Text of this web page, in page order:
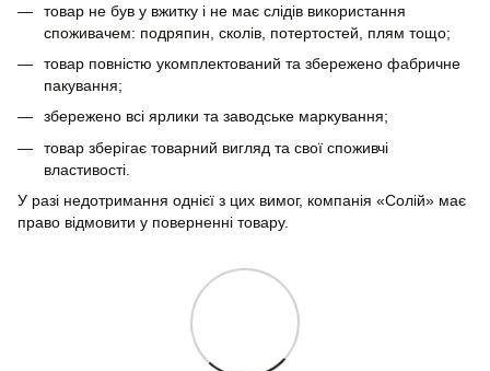
товар не був у вжитку і не має слідів використання
споживачем: подряпин, сколів, потертостей, плям тощо;
товар повністю укомплектований та збережено фабричне
пакування;
збережено всі ярлики та заводське маркування;
товар зберігає товарний вигляд та свої споживчі
властивості.
У разі недотримання однієї з цих вимог, компанія «Солій» має
право відмовити у поверненні товару.